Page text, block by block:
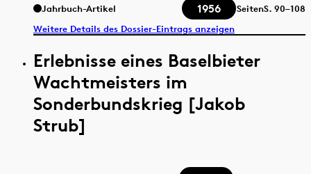
Jahrbuch-Artikel 1956 SeitenS. 90–108
Weitere Details des Dossier-Eintrags anzeigen
Erlebnisse eines Baselbieter
Wachtmeisters im
Sonderbundskrieg [Jakob
Strub]